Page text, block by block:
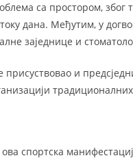
са простором, због
току дана. Међутим, у
заједнице и
присуствовао и
спортска